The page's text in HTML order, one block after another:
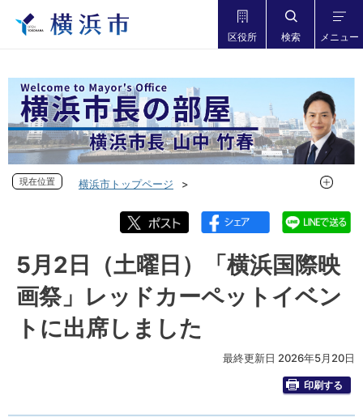
区役所 検索 メニュー
現在位置
横浜市トップページ
フォトダイアリー 2026年度
フォトダイアリー 2026年5月
5月2日（土曜日）「横浜国際映画祭」レッドカーペットイベ
ントに出席しました
現在位
5月2日（土曜日）「横浜国際映
画祭」レッドカーペットイベン
トに出席しました
最終更新日 2026年5月20日
印刷する